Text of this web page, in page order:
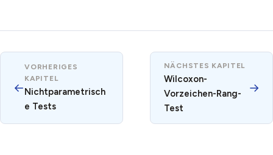
←
VORHERIGES
KAPITEL
Nichtparametrisch
e Tests
NÄCHSTES KAPITEL
Wilcoxon-
Vorzeichen-Rang-
Test
→